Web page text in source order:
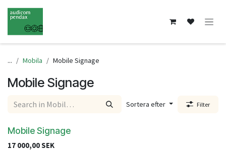
Hoppa till innehåll
... Mobila Mobile Signage
Mobile Signage
Sortera efter Filter
Mobile Signage
17 000,00SEK